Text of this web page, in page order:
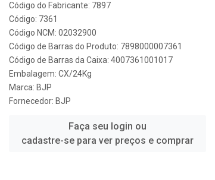
Código do Fabricante: 7897
Código: 7361
Código NCM: 02032900
Código de Barras do Produto: 7898000007361
Código de Barras da Caixa: 4007361001017
Embalagem: CX/24Kg
Marca: BJP
Fornecedor: BJP
Faça seu login ou
cadastre-se para ver preços e comprar